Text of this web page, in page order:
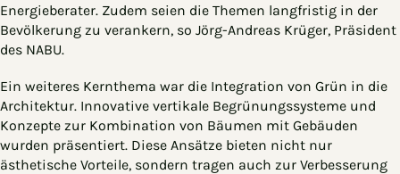
Energieberater. Zudem seien die Themen langfristig in der
Bevölkerung zu verankern, so Jörg-Andreas Krüger, Präsident
des NABU.
Ein weiteres Kernthema war die Integration von Grün in die
Architektur. Innovative vertikale Begrünungssysteme und
Konzepte zur Kombination von Bäumen mit Gebäuden
wurden präsentiert. Diese Ansätze bieten nicht nur
ästhetische Vorteile, sondern tragen auch zur Verbesserung